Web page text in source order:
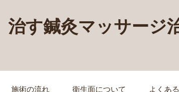
治す鍼灸マッサージ
施術の流れ 衛生面について よくあ